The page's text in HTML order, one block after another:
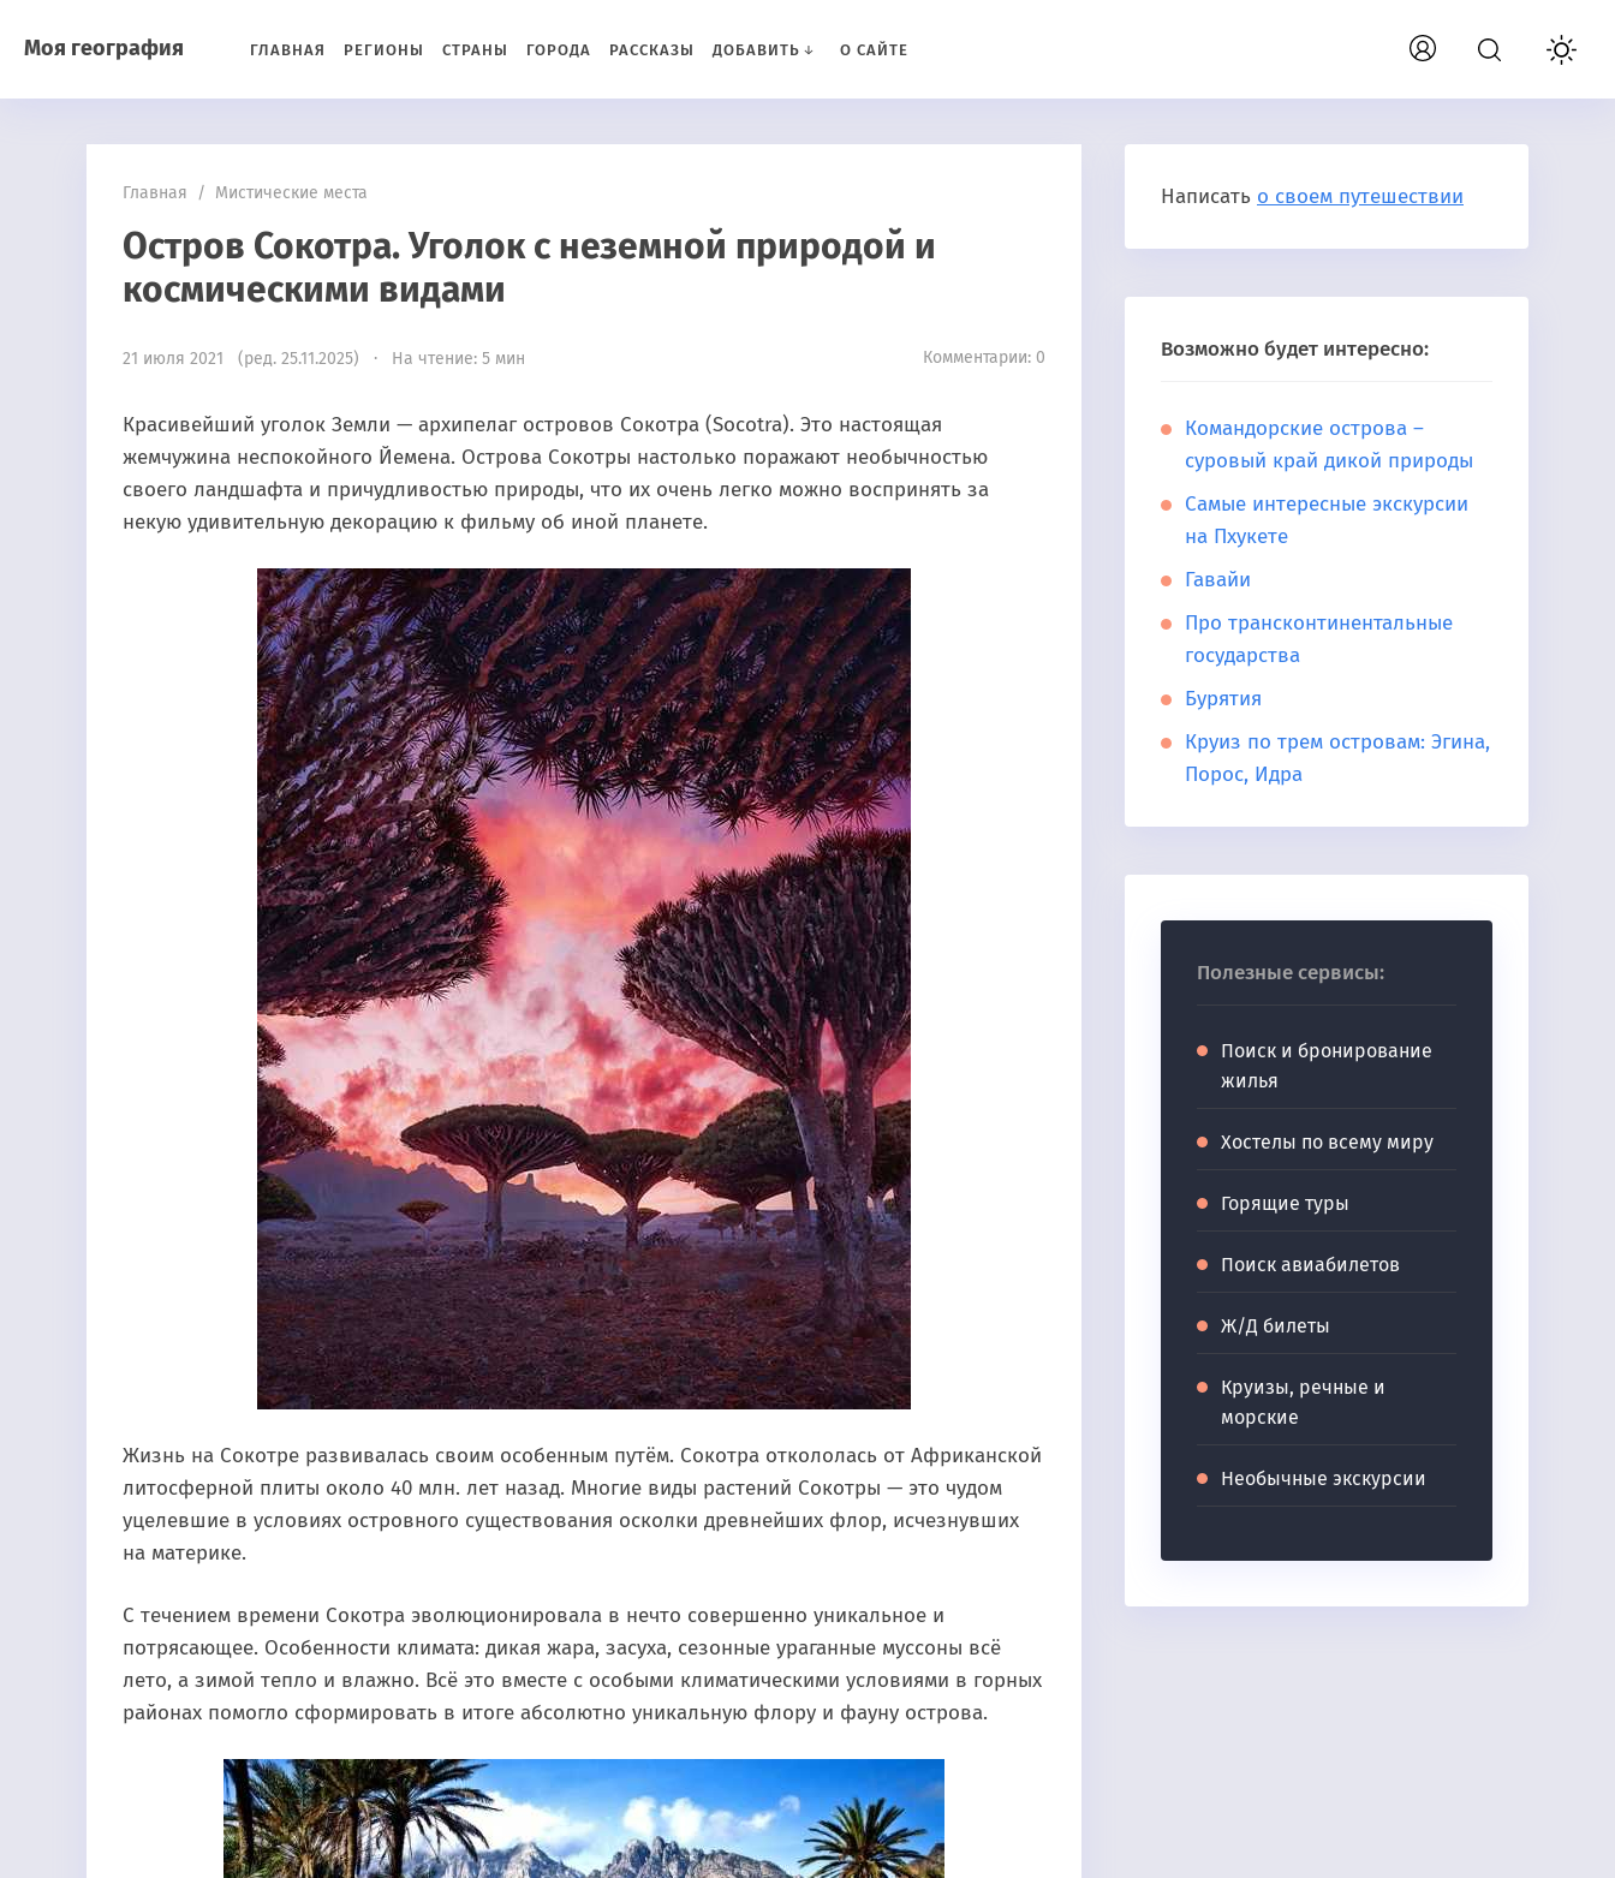
Моя география ГЛАВНАЯ РЕГИОНЫ СТРАНЫ ГОРОДА РАССКАЗЫ ДОБАВИТЬ О САЙТЕ
Главная / Мистические места
Остров Сокотра. Уголок с неземной природой и
космическими видами
21 июля 2021 (ред. 25.11.2025) · На чтение: 5 мин Комментарии: 0
Красивейший уголок Земли — архипелаг островов Сокотра (Socotra). Это настоящая
жемчужина неспокойного Йемена. Острова Сокотры настолько поражают необычностью
своего ландшафта и причудливостью природы, что их очень легко можно воспринять за
некую удивительную декорацию к фильму об иной планете.
Жизнь на Сокотре развивалась своим особенным путём. Сокотра откололась от Африканской
литосферной плиты около 40 млн. лет назад. Многие виды растений Сокотры — это чудом
уцелевшие в условиях островного существования осколки древнейших флор, исчезнувших
на материке.
С течением времени Сокотра эволюционировала в нечто совершенно уникальное и
потрясающее. Особенности климата: дикая жара, засуха, сезонные ураганные муссоны всё
лето, а зимой тепло и влажно. Всё это вместе с особыми климатическими условиями в горных
районах помогло сформировать в итоге абсолютно уникальную флору и фауну острова.
Написать о своем путешествии
Возможно будет интересно:
Командорские острова –
суровый край дикой природы
Самые интересные экскурсии
на Пхукете
Гавайи
Про трансконтинентальные
государства
Бурятия
Круиз по трем островам: Эгина,
Порос, Идра
Полезные сервисы:
Поиск и бронирование
жилья
Хостелы по всему миру
Горящие туры
Поиск авиабилетов
Ж/Д билеты
Круизы, речные и
морские
Необычные экскурсии